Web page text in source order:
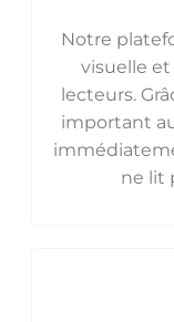
Notre
visuelle
lecteurs.
important
ne lit